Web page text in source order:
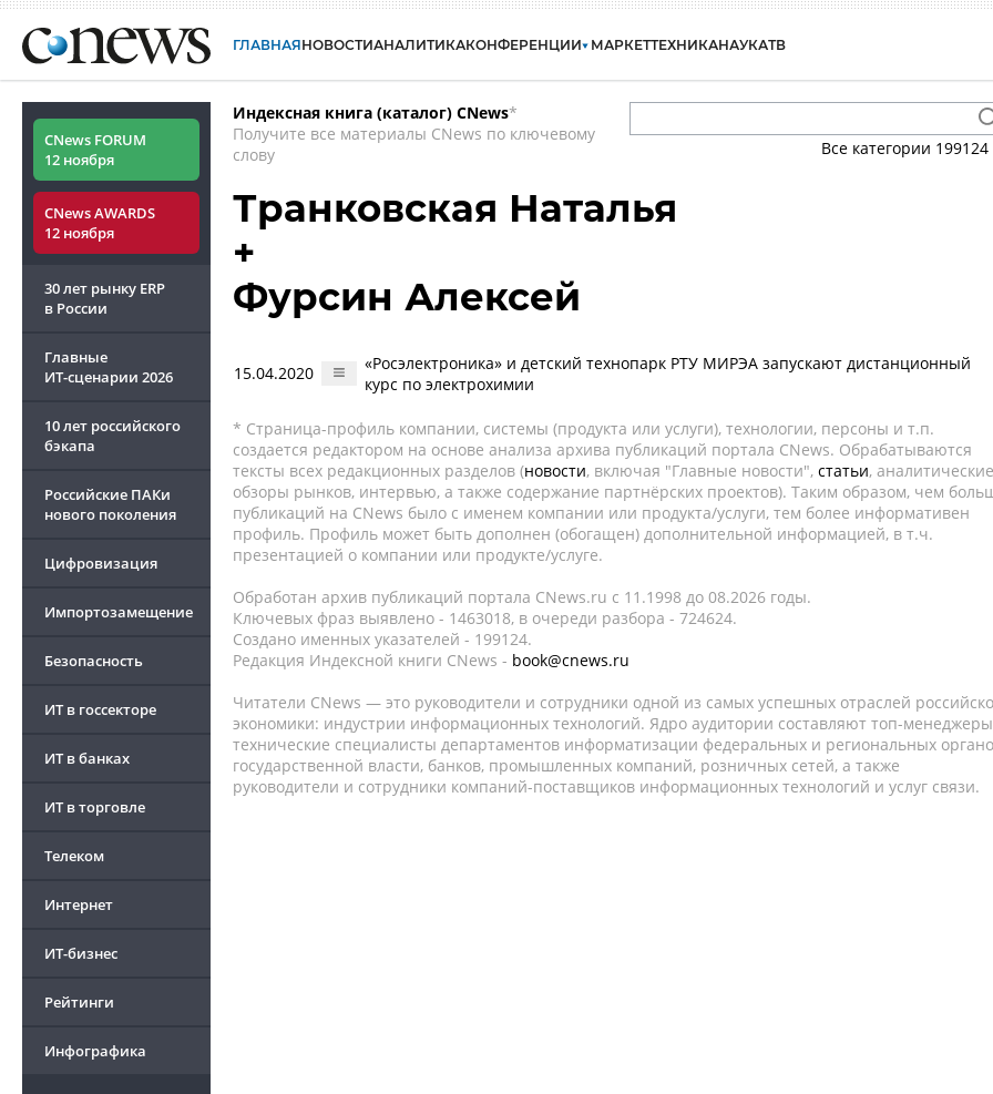
ГЛАВНАЯНОВОСТИАНАЛИТИКАКОНФЕРЕНЦИИ МАРКЕТТЕХНИКАНАУКАТВ
CNews FORUM
12 ноября
CNews AWARDS
12 ноября
30 лет рынку ERP
в России
Главные
ИТ-сценарии 2026
10 лет российского
бэкапа
Российские ПАКи
нового поколения
Цифровизация
Импортозамещение
Безопасность
ИТ в госсекторе
ИТ в банках
ИТ в торговле
Телеком
Интернет
ИТ-бизнес
Рейтинги
Инфографика
Индексная книга (каталог) CNews*
Получите все материалы CNews по ключевому
слову
Все категории 199124
Транковская Наталья
+
Фурсин Алексей
15.04.2020
«Росэлектроника» и детский технопарк РТУ МИРЭА запускают дистанционный
курс по электрохимии
* Страница-профиль компании, системы (продукта или услуги), технологии, персоны и т.п.
создается редактором на основе анализа архива публикаций портала CNews. Обрабатываются
тексты всех редакционных разделов (новости, включая "Главные новости", статьи, аналитические
обзоры рынков, интервью, а также содержание партнёрских проектов). Таким образом, чем
публикаций на CNews было с именем компании или продукта/услуги, тем более информативен
профиль. Профиль может быть дополнен (обогащен) дополнительной информацией, в т.ч.
презентацией о компании или продукте/услуге.
Обработан архив публикаций портала CNews.ru c 11.1998 до 08.2026 годы.
Ключевых фраз выявлено - 1463018, в очереди разбора - 724624.
Создано именных указателей - 199124.
Редакция Индексной книги CNews - book@cnews.ru
Читатели CNews — это руководители и сотрудники одной из самых успешных отраслей
экономики: индустрии информационных технологий. Ядро аудитории составляют топ-
технические специалисты департаментов информатизации федеральных и региональных
государственной власти, банков, промышленных компаний, розничных сетей, а также
руководители и сотрудники компаний-поставщиков информационных технологий и услуг связи.